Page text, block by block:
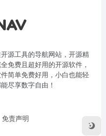
源工具的导航网站，开源精
免费且超好用的开源软件，
简单免费好用，小白也能轻
尽享数字自由！
免责声明